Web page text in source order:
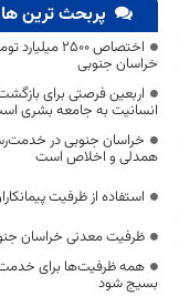
پربحث ترین ها
اختصاص 2500
خراسان جنوبی
اربعین فرصتی برای
انسانیت به جامعه بشری
خراسان جنوبی در
همدلی و اخلاص است
استفاده از ظرفیت
ظرفیت معدنی خراسان
همه ظرفیت‌ها برای
بسیج شود